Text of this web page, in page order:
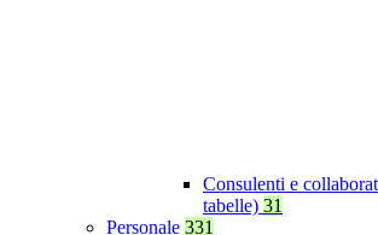
Consulenti e
tabelle) 31
Personale 331